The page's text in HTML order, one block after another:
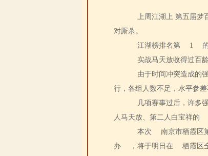
上周江湖上 第五届梦
对厮杀。
江湖榜排名第
1
实战马天放收得过百
由于时间冲突造成的
行，各组人数不足，水平参
几项赛事过后，许多
人马天放、第二人白宝祥的
本次
南京市栖霞区
办
，将于明日在 栖霞区